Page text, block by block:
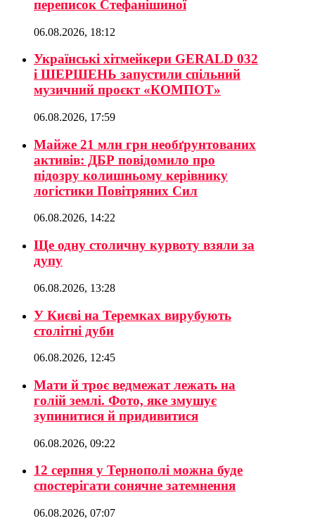
переписок Стефанішиної
06.08.2026, 18:12
Українські хітмейкери GERALD 032
і ШЕРШЕНЬ запустили спільний
музичний проєкт «КОМПОТ»
06.08.2026, 17:59
Майже 21 млн грн необґрунтованих
активів: ДБР повідомило про
підозру колишньому керівнику
логістики Повітряних Сил
06.08.2026, 14:22
Ще одну столичну курвоту взяли за
дупу
06.08.2026, 13:28
У Києві на Теремках вирубують
столітні дуби
06.08.2026, 12:45
Мати й троє ведмежат лежать на
голій землі. Фото, яке змушує
зупинитися й придивитися
06.08.2026, 09:22
12 серпня у Тернополі можна буде
спостерігати сонячне затемнення
06.08.2026, 07:07